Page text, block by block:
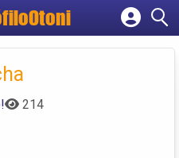
empresa
conta
214